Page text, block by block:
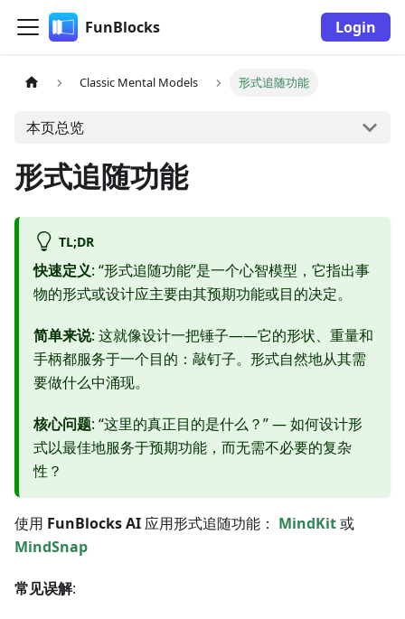
FunBlocks Login
Classic Mental Models 形式追随功能
本页总览
形式追随功能
TL;DR
快速定义: “形式追随功能”是一个心智模型，它指出事
物的形式或设计应主要由其预期功能或目的决定。
简单来说: 这就像设计一把锤子——它的形状、重量和
手柄都服务于一个目的：敲钉子。形式自然地从其需
要做什么中涌现。
核心问题: “这里的真正目的是什么？” — 如何设计形
式以最佳地服务于预期功能，而无需不必要的复杂
性？
使用 FunBlocks AI 应用形式追随功能： MindKit或
MindSnap
常见误解: